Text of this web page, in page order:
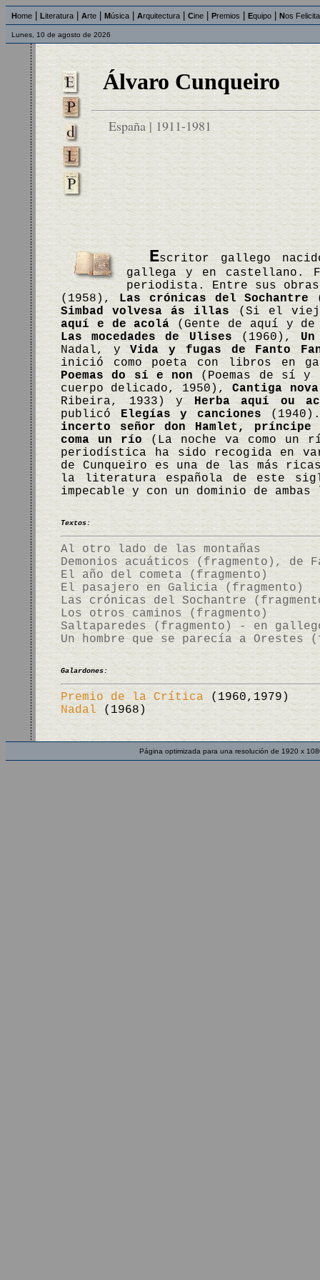
Home Literatura Arte Música Arquitectura Cine Premios Equipo Nos
Lunes, 10 de agosto de 2026
Álvaro Cunqueiro
España | 1911-1981
Escritor gallego
gallega y en castellano.
periodista. Entre sus
(1958),Las crónicas del Sochantre
Simbad volvesa ás illas(Si el viejo
aquí e de acolá (Gente de aquí y
Las mocedades de Ulises (1960),
Nadal, yVida y fugas de Fanto
inició como poeta con libros en
Poemas do sí e non (Poemas de sí
cuerpo delicado, 1950),Cantiga
Ribeira, 1933) y Herba aquí ou
publicó Elegías y canciones
incerto señor don Hamlet, príncipe
coma un río(La noche va como un
periodística ha sido recogida en
de Cunqueiro es una de las más
la literatura española de este
impecable y con un dominio de
Textos:
Al otro lado de las montañas
Demonios acuáticos (fragmento), de
El año del cometa (fragmento)
El pasajero en Galicia (fragmento)
Las crónicas del Sochantre
Los otros caminos (fragmento)
Saltaparedes (fragmento) - en
Un hombre que se parecía a Orestes
Galardones:
Premio de la Crítica (1960,1979)
Nadal (1968)
Página optimizada para una resolución de 1920 x